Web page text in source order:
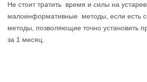
Не стоит тратить время и силы на
малоинформативные методы, если есть
методы, позволяющие точно установить
за 1 месяц.